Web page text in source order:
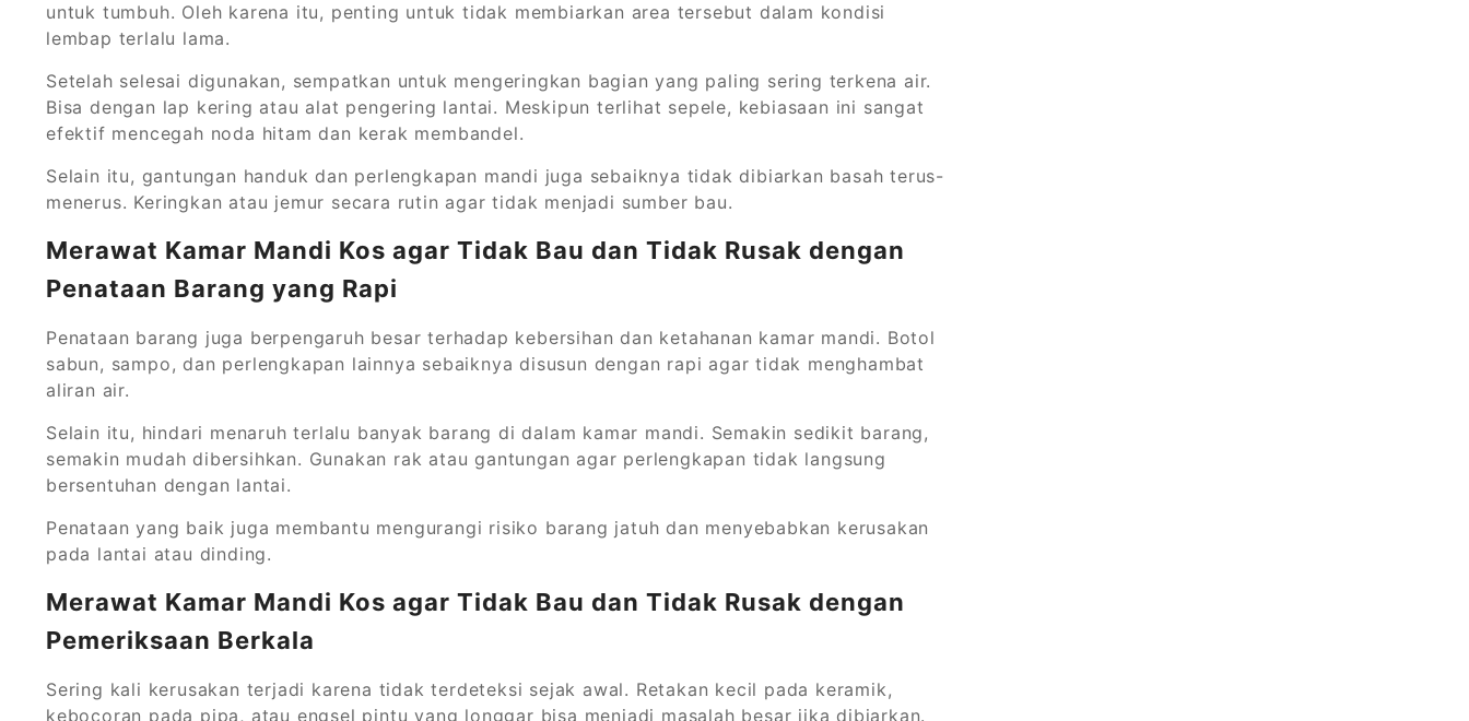
untuk tumbuh. Oleh karena itu, penting untuk tidak membiarkan area tersebut dalam kondisi
lembap terlalu lama.
Setelah selesai digunakan, sempatkan untuk mengeringkan bagian yang paling sering terkena air.
Bisa dengan lap kering atau alat pengering lantai. Meskipun terlihat sepele, kebiasaan ini sangat
efektif mencegah noda hitam dan kerak membandel.
Selain itu, gantungan handuk dan perlengkapan mandi juga sebaiknya tidak dibiarkan basah terus-
menerus. Keringkan atau jemur secara rutin agar tidak menjadi sumber bau.
Merawat Kamar Mandi Kos agar Tidak Bau dan Tidak Rusak dengan
Penataan Barang yang Rapi
Penataan barang juga berpengaruh besar terhadap kebersihan dan ketahanan kamar mandi. Botol
sabun, sampo, dan perlengkapan lainnya sebaiknya disusun dengan rapi agar tidak menghambat
aliran air.
Selain itu, hindari menaruh terlalu banyak barang di dalam kamar mandi. Semakin sedikit barang,
semakin mudah dibersihkan. Gunakan rak atau gantungan agar perlengkapan tidak langsung
bersentuhan dengan lantai.
Penataan yang baik juga membantu mengurangi risiko barang jatuh dan menyebabkan kerusakan
pada lantai atau dinding.
Merawat Kamar Mandi Kos agar Tidak Bau dan Tidak Rusak dengan
Pemeriksaan Berkala
Sering kali kerusakan terjadi karena tidak terdeteksi sejak awal. Retakan kecil pada keramik,
kebocoran pada pipa, atau engsel pintu yang longgar bisa menjadi masalah besar jika dibiarkan.